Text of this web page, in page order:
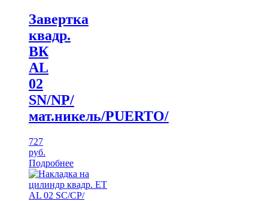
Завертка
квадр.
ВК
AL
02
SN/NР/
мат.никель/PUERTO/
727
руб.
Подробнее